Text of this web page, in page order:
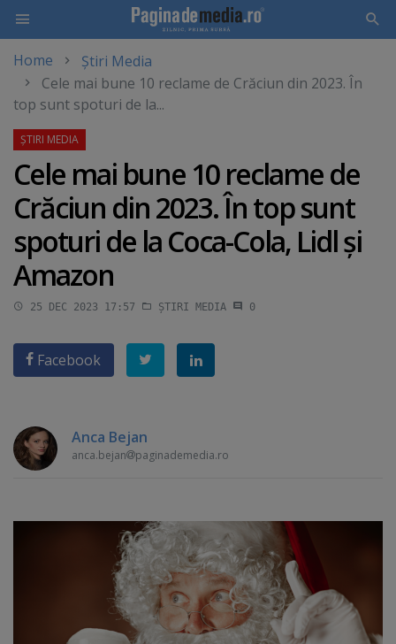
main
content
Home
Știri Media
Cele mai bune 10 reclame de Crăciun din 2023. În
top sunt spoturi de la...
Cele mai bune 10 reclame de
Crăciun din 2023. În top sunt
spoturi de la Coca-Cola, Lidl şi
Amazon
25 DEC 2023 17:57 ȘTIRI MEDIA 0
Facebook
Anca Bejan
anca.bejan paginademedia.ro